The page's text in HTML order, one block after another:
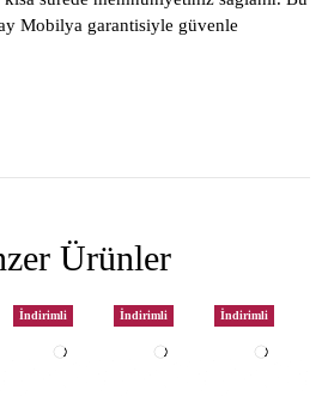
Mobilya garantisiyle güvenle
Ürünler
İndirimli İndirimli İndirimli